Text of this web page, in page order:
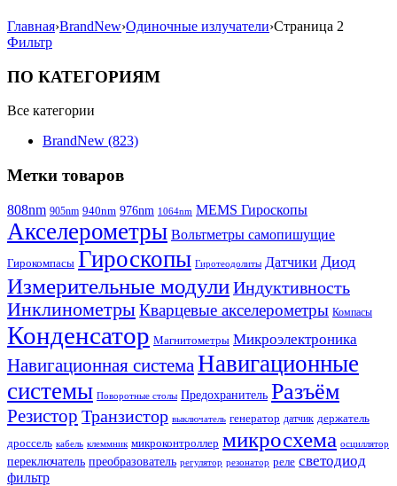
Главная›BrandNew›Одиночные излучатели›Страница 2
Фильтр
ПО КАТЕГОРИЯМ
Все категории
BrandNew (823)
Метки товаров
808nm 905nm 940nm 976nm 1064nm MEMS Гироскопы
Акселерометры Вольтметры самопишущие
Гирокомпасы Гироскопы Гиротеодолиты Датчики Диод
Измерительные модулиИндуктивность
ИнклинометрыКварцевые акселерометры Компасы
Конденсатор Магнитометры Микроэлектроника
Навигационная система Навигационные
системы Поворотные столы Предохранитель Разъём
Резистор Транзистор выключатель генератор датчик держатель
дроссель кабель клеммник микроконтроллер микросхема осциллятор
переключатель преобразователь регулятор резонатор реле светодиод
фильтр